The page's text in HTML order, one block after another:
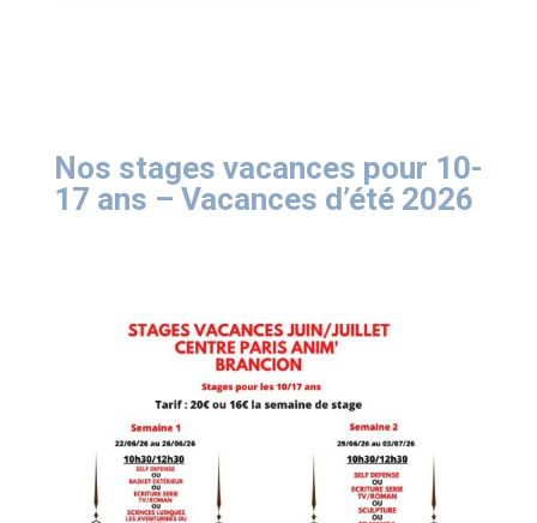
Nos stages vacances pour 10-
17 ans – Vacances d’été 2026